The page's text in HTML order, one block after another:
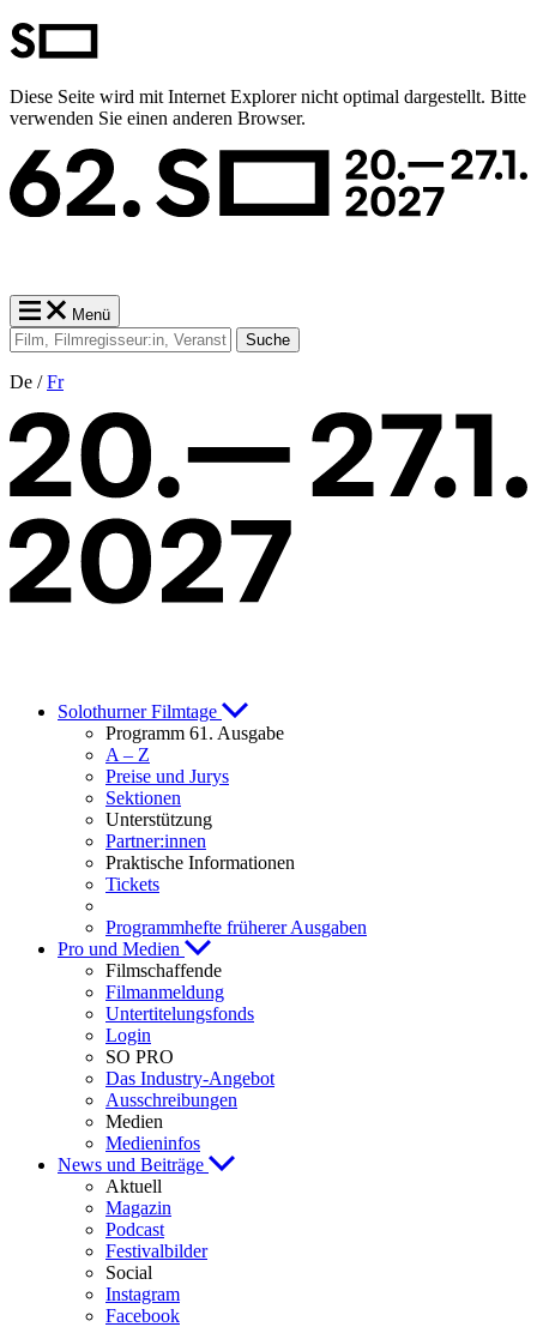
Diese Seite wird mit Internet Explorer nicht optimal dargestellt. Bitte
verwenden Sie einen anderen Browser.
Menü
Suche
De /Fr
Solothurner Filmtage
Programm 61. Ausgabe
A – Z
Preise und Jurys
Sektionen
Unterstützung
Partner:innen
Praktische Informationen
Tickets
Programmhefte früherer Ausgaben
Pro und Medien
Filmschaffende
Filmanmeldung
Untertitelungsfonds
Login
SO PRO
Das Industry-Angebot
Ausschreibungen
Medien
Medieninfos
News und Beiträge
Aktuell
Magazin
Podcast
Festivalbilder
Social
Instagram
Facebook